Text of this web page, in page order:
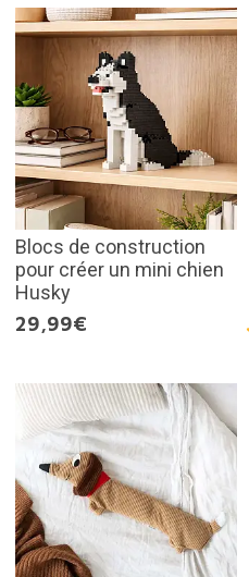
Blocs de construction
pour créer un mini chien
Husky
29,99€